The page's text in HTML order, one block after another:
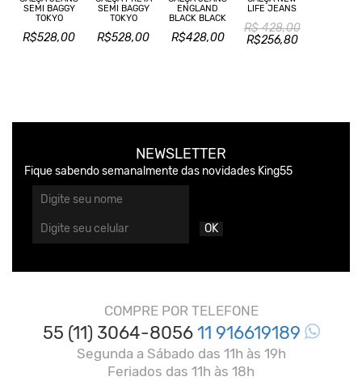
SEMI BAGGY
TOKYO
R$528,00
SEMI BAGGY
TOKYO
R$528,00
ENGLAND
BLACK BLACK
R$428,00
LIFE JEANS
R$ 428,00
R$256,80
NEWSLETTER
Fique sabendo semanalmente das novidades King55
OK
COMPRE POR TELEFONE
55 (11) 3064-805611 916619189
Segunda a Sábado das 11h às 19h
Feriados das 11h às 18h